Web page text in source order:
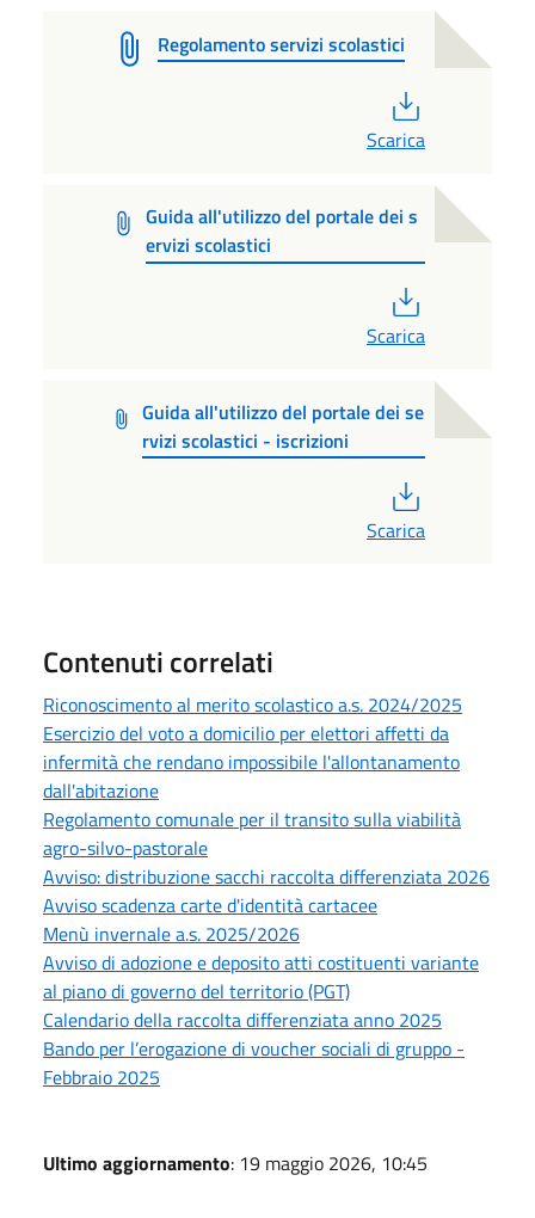
Regolamento servizi scolastici
Scarica
Guida all'utilizzo del portale dei s
ervizi scolastici
Scarica
Guida all'utilizzo del portale dei se
rvizi scolastici - iscrizioni
Scarica
Contenuti correlati
Riconoscimento al merito scolastico a.s. 2024/2025
Esercizio del voto a domicilio per elettori affetti da
infermità che rendano impossibile l'allontanamento
dall'abitazione
Regolamento comunale per il transito sulla viabilità
agro-silvo-pastorale
Avviso: distribuzione sacchi raccolta differenziata 2026
Avviso scadenza carte d'identità cartacee
Menù invernale a.s. 2025/2026
Avviso di adozione e deposito atti costituenti variante
al piano di governo del territorio (PGT)
Calendario della raccolta differenziata anno 2025
Bando per l’erogazione di voucher sociali di gruppo -
Febbraio 2025
Ultimo aggiornamento: 19 maggio 2026, 10:45